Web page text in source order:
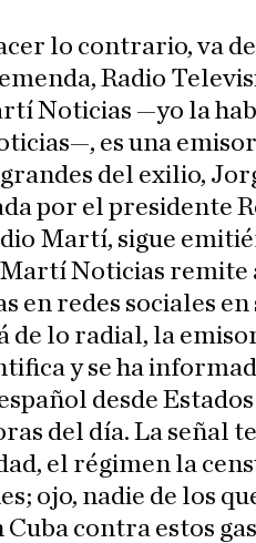
lo contrario, va
Radio
Noticias —yo la
es una
del exilio,
por el presidente
Martí, sigue
Noticias remite
en redes sociales en
de lo radial, la
y se ha
desde
del día. La señal
el régimen la
ojo, nadie de los
contra estos